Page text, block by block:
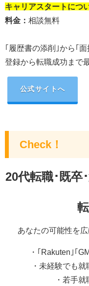
キャリアスタート につ
料金： 相談無料
｢履歴書の添削｣から｢
登録から転職成功まで
公式サイトへ
Check！
20代転職･既卒
あなたの可能性を
・｢Rakuten｣｢
・未経験でも
・若手